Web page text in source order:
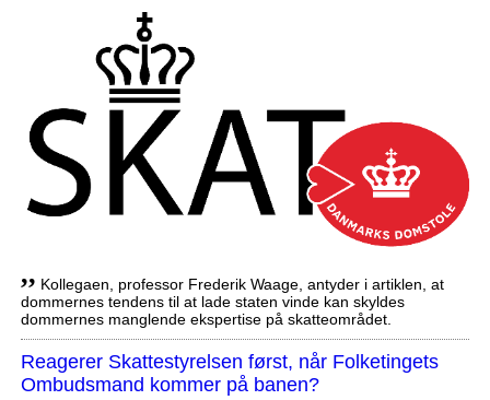
,, Kollegaen, professor Frederik Waage, antyder i artiklen, at
dommernes tendens til at lade staten vinde kan skyldes
dommernes manglende ekspertise på skatteområdet.
Reagerer Skattestyrelsen først, når Folketingets
Ombudsmand kommer på banen?